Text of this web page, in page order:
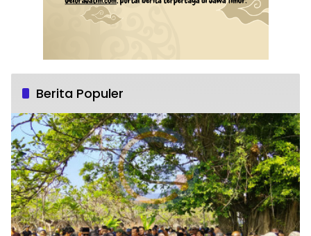
Berita Populer